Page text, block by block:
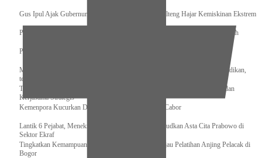
Gus Ipul Ajak Gubernur dan Bupati/Wali Kota se-Kalteng Hajar Kemiskinan Ekstrem
Panglima TNI Sambut Kedatangan Presiden RI Usai Lawatan ke Timur Tengah
Pengurus Pusat Pordasi Pacu Dapat Pesan dari Sri Paduka
Menag RI dan Dua Menteri Yordania Jalin Sinergi Bidang Wakaf dan Pendidikan,
termasuk Beasiswa
Tiba di Tanah Air, Presiden Prabowo Subianto Bawa Komitmen Investasi dan
Kerjasama Strategis
Kemenpora Kucurkan Dana untuk Pelatnas pada 13 Cabor
Lantik 6 Pejabat, Menekraf Tegaskan Komitmen Wujudkan Asta Cita Prabowo di
Sektor Ekraf
Tingkatkan Kemampuan K9 TNI, Panglima TNI Tinjau Pelatihan Anjing Pelacak di
Bogor